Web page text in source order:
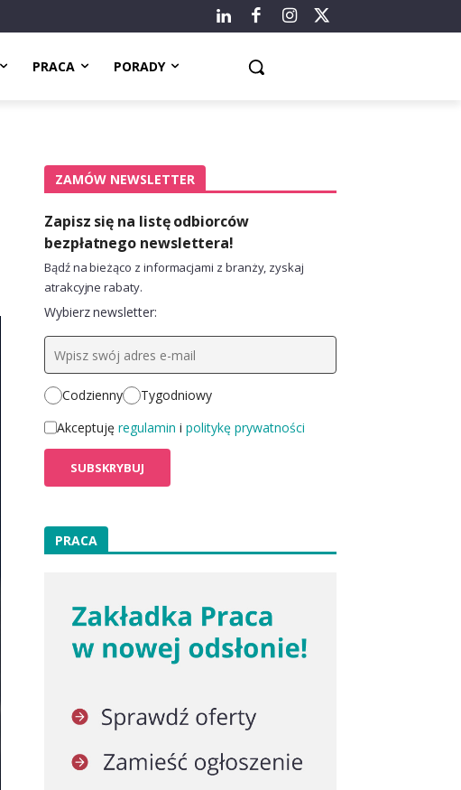
PRACA PORADY
ZAMÓW NEWSLETTER
Zapisz się na listę odbiorców
bezpłatnego newslettera!
Bądź na bieżąco z informacjami z branży, zyskaj
atrakcyjne rabaty.
Wybierz newsletter:
Codzienny
Tygodniowy
Akceptuję regulamin i politykę prywatności
PRACA